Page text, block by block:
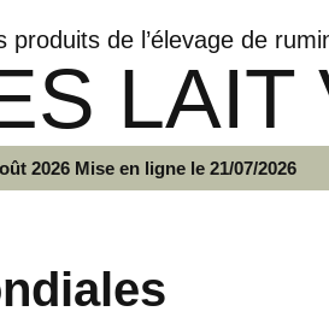
produits de l’élevage de
LAIT
2026 Mise en ligne le 21/07/2026